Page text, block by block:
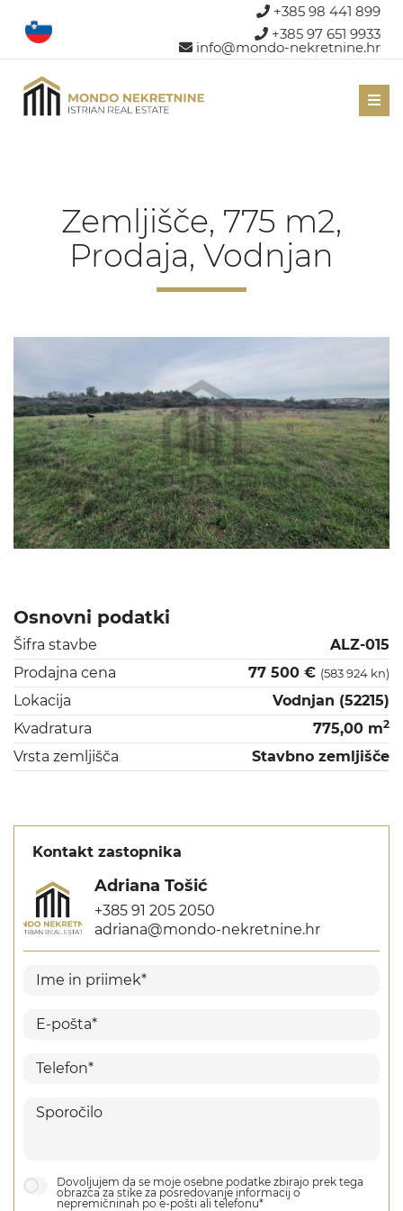
+385 98 441 899
+385 97 651 9933
info@mondo-nekretnine.hr
Zemljišče, 775 m2,
Prodaja, Vodnjan
Osnovni podatki
Šifra stavbe
ALZ-015
Prodajna cena
77 500 € (583 924 kn)
Lokacija
Vodnjan (52215)
Kvadratura
775,00 m2
Vrsta zemljišča Stavbno zemljišče
Kontakt zastopnika
Adriana Tošić
+385 91 205 2050
adriana@mondo-nekretnine.hr
Dovoljujem da se moje osebne podatke zbirajo prek tega
obrazca za stike za posredovanje informacij o
nepremičninah po e-pošti ali telefonu*